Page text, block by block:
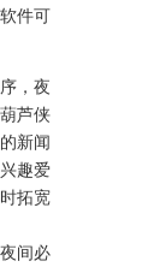
件可
，夜
芦侠
新闻
趣爱
拓宽
间必